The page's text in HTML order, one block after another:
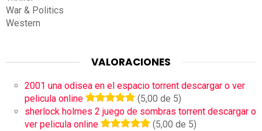
War & Politics
Western
VALORACIONES
2001 una odisea en el espacio torrent descargar o ver
pelicula online
(5,00 de 5)
sherlock holmes 2 juego de sombras torrent descargar o
ver pelicula online
(5,00 de 5)